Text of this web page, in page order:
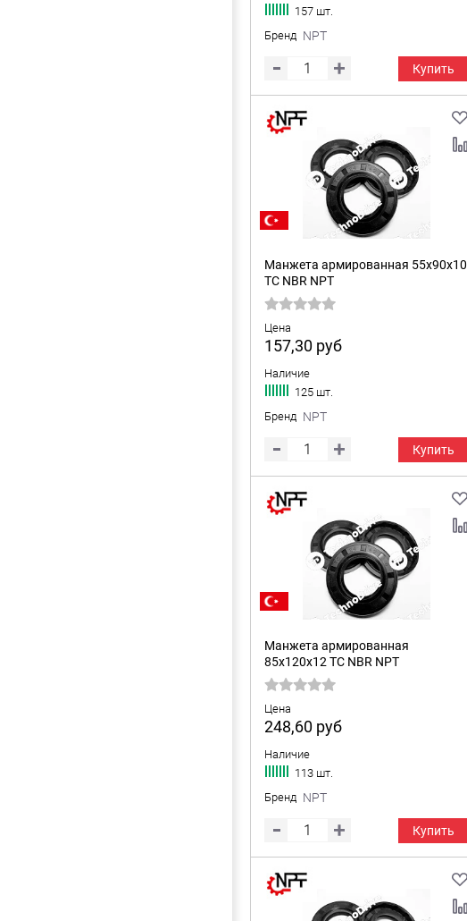
157 шт.
Бренд NPT
Купить
Манжета армированная 55x90x10
TC NBR NPT
Цена
157,30 руб
Наличие
125 шт.
Бренд NPT
Купить
Манжета армированная
85x120x12 TC NBR NPT
Цена
248,60 руб
Наличие
113 шт.
Бренд NPT
Купить